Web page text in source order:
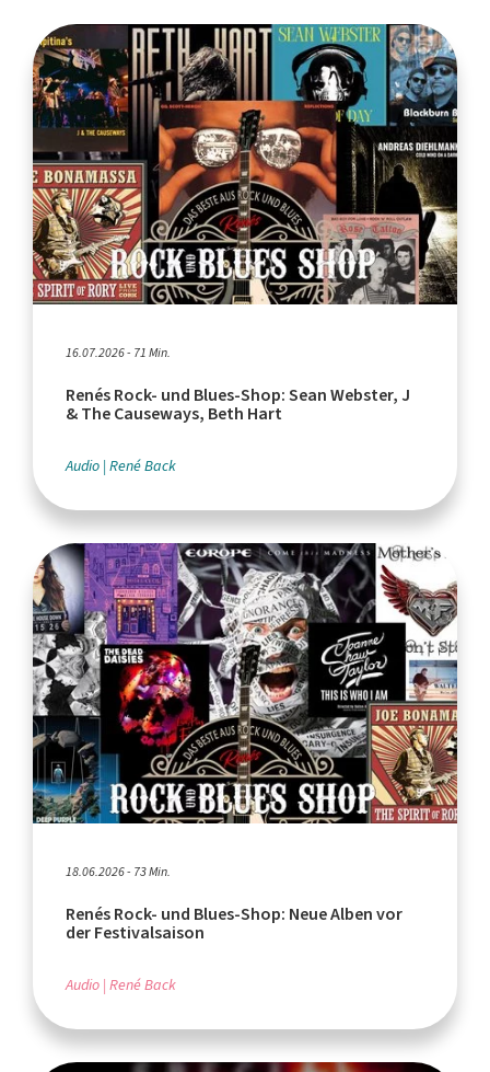
16.07.2026 - 71 Min.
Renés Rock- und Blues-Shop: Sean Webster, J
& The Causeways, Beth Hart
Audio René Back
18.06.2026 - 73 Min.
Renés Rock- und Blues-Shop: Neue Alben vor
der Festivalsaison
Audio René Back